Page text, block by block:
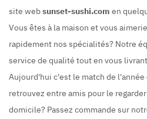
site websunset-sushi.com en
Vous êtes à la maison et vous
rapidement nos spécialités? Notre
service de qualité tout en vous
Aujourd'hui c'est le match de
retrouvez entre amis pour le
domicile? Passez commande sur